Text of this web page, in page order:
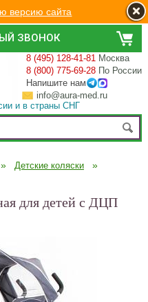
ЗВОНОК
8 (495) 128-41-81 Москва
8 (800) 775-69-28 По России
Напишите нам
info@aura-med.ru
и в страны СНГ
» Детские коляски »
для детей с ДЦП
версию сайта